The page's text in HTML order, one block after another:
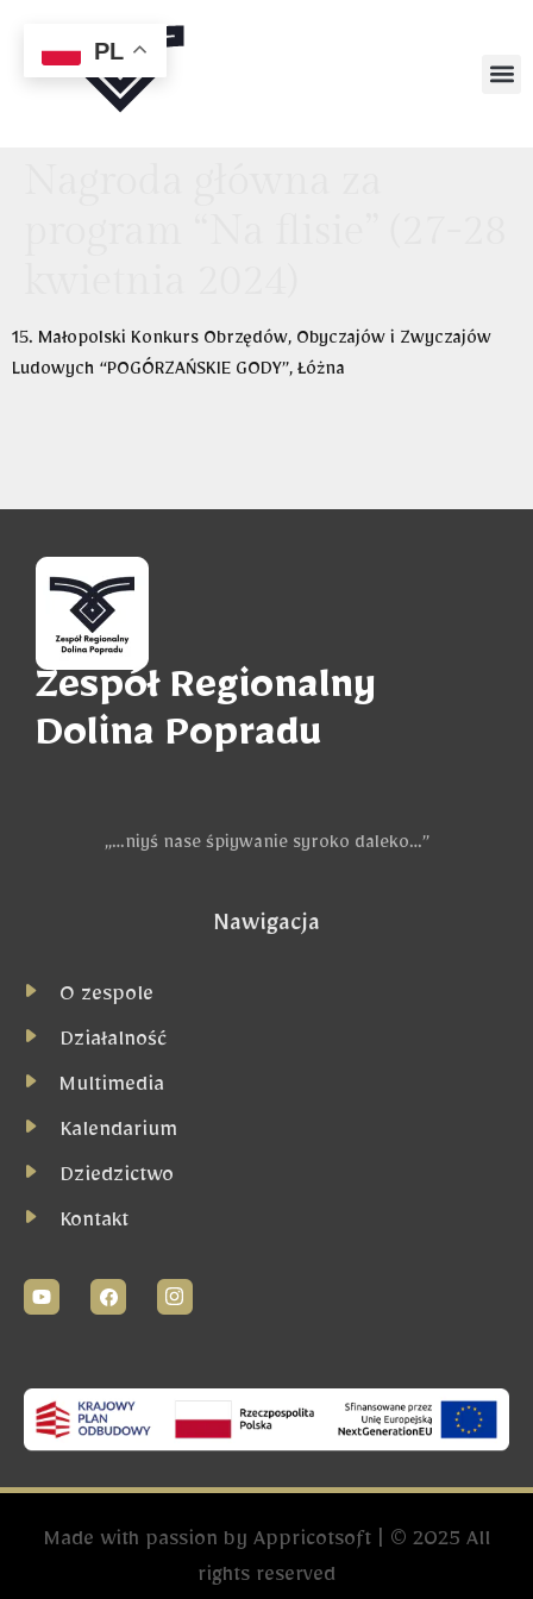
15. Małopolski Konkurs Obrzędów, Obyczajów i Zwyczajów
Ludowych “POGÓRZAŃSKIE GODY”, Łóżna
Zespół Regionalny
Dolina Popradu
„…niyś nase śpiywanie syroko daleko…”
Nawigacja
O zespole
Działalność
Multimedia
Kalendarium
Dziedzictwo
Kontakt
Made with passion by Appricotsoft| © 2025 All
rights reserved​​
PL